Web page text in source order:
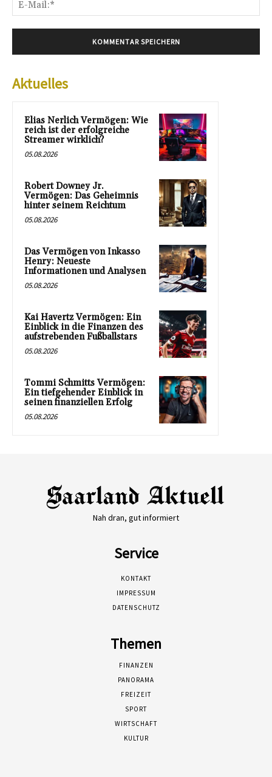
Aktuelles
Elias Nerlich Vermögen: Wie
reich ist der erfolgreiche
Streamer wirklich?
05.08.2026
Robert Downey Jr.
Vermögen: Das Geheimnis
hinter seinem Reichtum
05.08.2026
Das Vermögen von Inkasso
Henry: Neueste
Informationen und Analysen
05.08.2026
Kai Havertz Vermögen: Ein
Einblick in die Finanzen des
aufstrebenden Fußballstars
05.08.2026
Tommi Schmitts Vermögen:
Ein tiefgehender Einblick in
seinen finanziellen Erfolg
05.08.2026
Nah dran, gut informiert
Service
KONTAKT
IMPRESSUM
DATENSCHUTZ
Themen
FINANZEN
PANORAMA
FREIZEIT
SPORT
WIRTSCHAFT
KULTUR